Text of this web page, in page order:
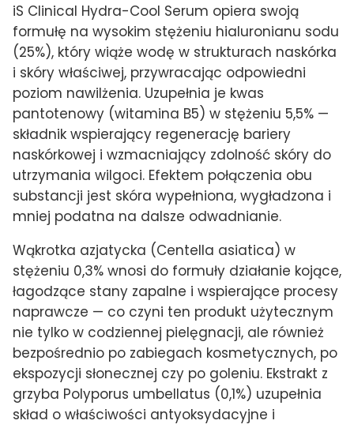
iS Clinical Hydra-Cool Serum opiera swoją
formułę na wysokim stężeniu hialuronianu sodu
(25%), który wiąże wodę w strukturach naskórka
i skóry właściwej, przywracając odpowiedni
poziom nawilżenia. Uzupełnia je kwas
pantotenowy (witamina B5) w stężeniu 5,5% —
składnik wspierający regenerację bariery
naskórkowej i wzmacniający zdolność skóry do
utrzymania wilgoci. Efektem połączenia obu
substancji jest skóra wypełniona, wygładzona i
mniej podatna na dalsze odwadnianie.
Wąkrotka azjatycka (Centella asiatica) w
stężeniu 0,3% wnosi do formuły działanie kojące,
łagodzące stany zapalne i wspierające procesy
naprawcze — co czyni ten produkt użytecznym
nie tylko w codziennej pielęgnacji, ale również
bezpośrednio po zabiegach kosmetycznych, po
ekspozycji słonecznej czy po goleniu. Ekstrakt z
grzyba Polyporus umbellatus (0,1%) uzupełnia
skład o właściwości antyoksydacyjne i